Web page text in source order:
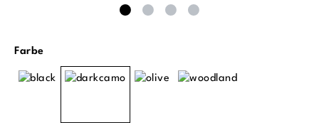
Farbeauswählen